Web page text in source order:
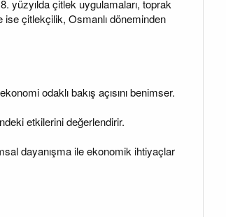
yüzyılda çitlek uygulamaları, toprak
ise çitlekçilik, Osmanlı döneminden
odaklı bakış açısını benimser.
etkilerini değerlendirir.
dayanışma ile ekonomik ihtiyaçlar